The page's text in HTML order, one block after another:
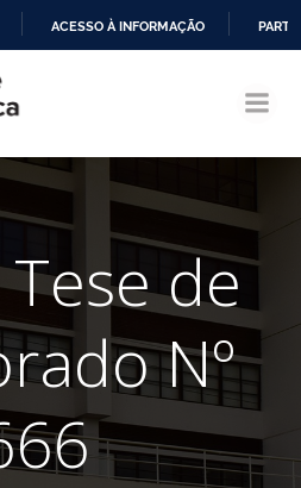
CONTEÚDO
ACESSO À INFORMAÇÃO
de
Nº